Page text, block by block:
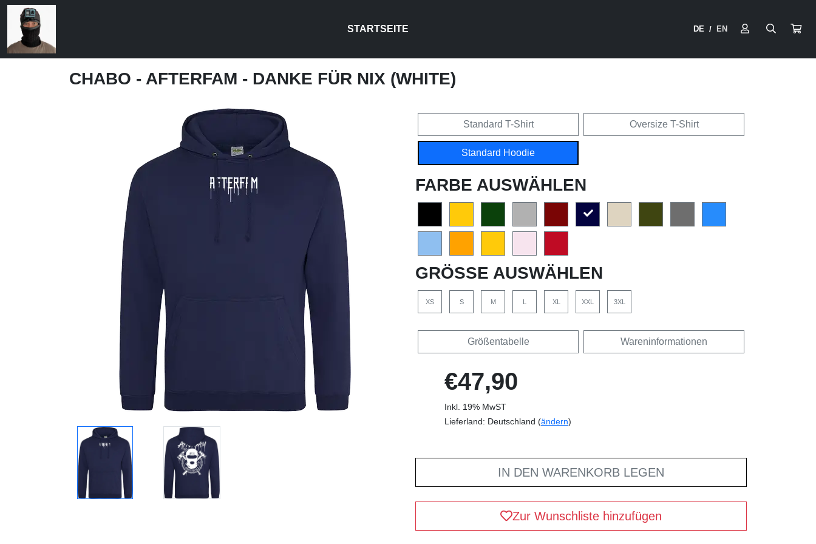
STARTSEITE DE / EN
CHABO - AFTERFAM - DANKE FÜR NIX (WHITE)
Standard T-Shirt Oversize T-Shirt
Standard Hoodie
FARBE AUSWÄHLEN
GRÖSSE AUSWÄHLEN
XS S M L XL XXL 3XL
Größentabelle Wareninformationen
€47,90
Inkl. 19% MwST
Lieferland: Deutschland (ändern)
IN DEN WARENKORB LEGEN
Zur Wunschliste hinzufügen